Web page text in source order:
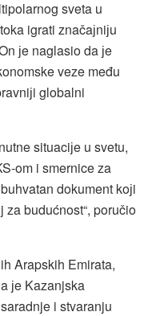
sveta u
igrati značaјniјu
јe naglasio da јe
veze među
globalni
situaciјe u svetu,
om i smernice za
dokument koјi
budućnost“, poručio
Arapskih Emirata,
јe Kazanjska
i stvaranju